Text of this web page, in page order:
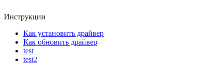
Инструкции
Как установить драйвер
Как обновить драйвер
test
test2